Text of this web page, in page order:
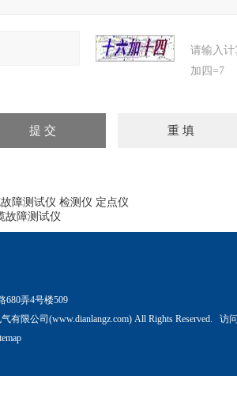
请输入
加四=7
障测试仪 检测仪 定点仪
故障测试仪
680弄4号楼509
有限公司(www.dianlangz.com) All Rights Reserved. 访